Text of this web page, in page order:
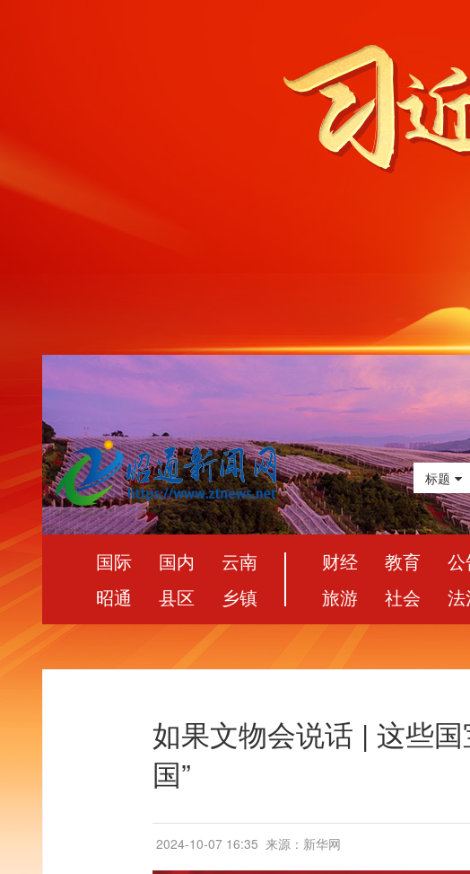
标题
国际 国内
云南
昭通
县区 乡镇
财经 教育
旅游
社会
如果文物会说话 | 这些
国”
2024-10-07 16:35 来源：新华网